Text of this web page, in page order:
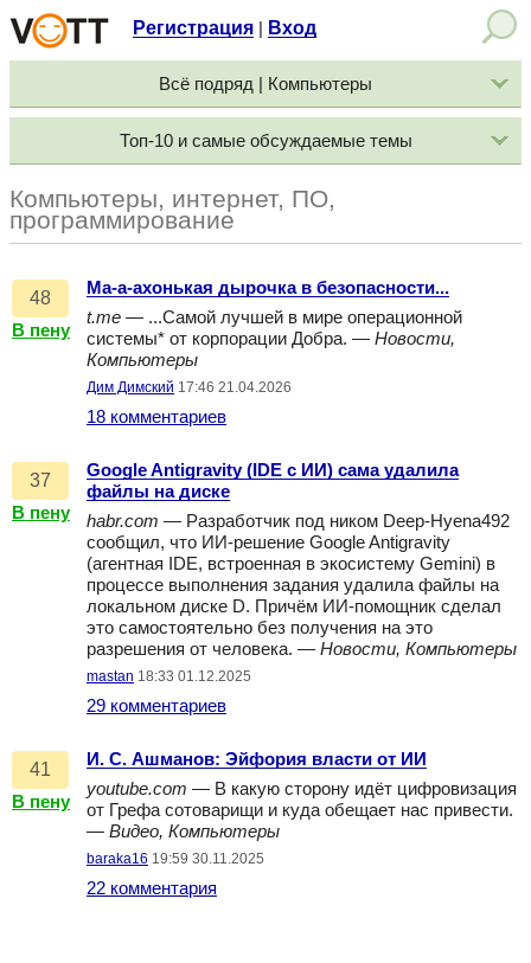
Регистрация Вход
Всё подряд | Компьютеры
Топ-10 и самые обсуждаемые темы
Компьютеры, интернет, ПО,
программирование
48
В пену
Ма-а-ахонькая дырочка в безопасности...
t.me — ...Самой лучшей в мире операционной
системы* от корпорации Добра. — Новости,
Компьютеры
Дим Димский 17:46 21.04.2026
18 комментариев
37
В пену
Google Antigravity (IDE с ИИ) сама удалила
файлы на диске
habr.com — Разработчик под ником Deep‑Hyena492
сообщил, что ИИ‑решение Google Antigravity
(агентная IDE, встроенная в экосистему Gemini) в
процессе выполнения задания удалила файлы на
локальном диске D. Причём ИИ‑помощник сделал
это самостоятельно без получения на это
разрешения от человека. — Новости, Компьютеры
mastan 18:33 01.12.2025
29 комментариев
41
В пену
И. С. Ашманов: Эйфория власти от ИИ
youtube.com — В какую сторону идёт цифровизация
от Грефа сотоварищи и куда обещает нас привести.
— Видео, Компьютеры
baraka16 19:59 30.11.2025
22 комментария